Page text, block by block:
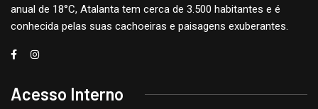
anual de 18°C, Atalanta tem cerca de 3.500 habitantes e é
conhecida pelas suas cachoeiras e paisagens exuberantes.
Acesso Interno